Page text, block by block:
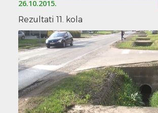
26.10.2015.
Rezultati 11. kola